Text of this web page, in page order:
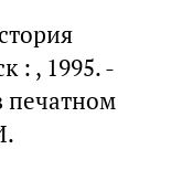
: , 1995. -
печатном